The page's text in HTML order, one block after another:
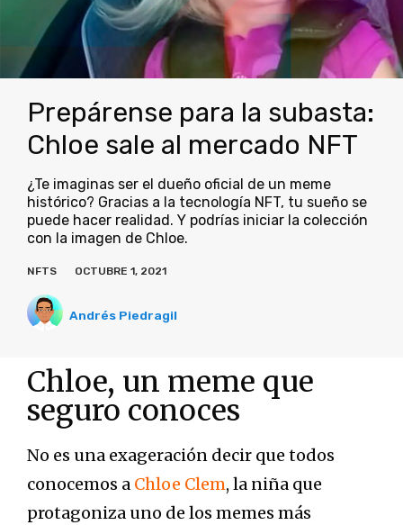
Prepárense para la subasta:
Chloe sale al mercado NFT
¿Te imaginas ser el dueño oficial de un meme
histórico? Gracias a la tecnología NFT, tu sueño se
puede hacer realidad. Y podrías iniciar la colección
con la imagen de Chloe.
NFTS OCTUBRE 1, 2021
Andrés Piedragil
Chloe, un meme que
seguro conoces
No es una exageración decir que todos
conocemos a Chloe Clem, la niña que
protagoniza uno de los memes más